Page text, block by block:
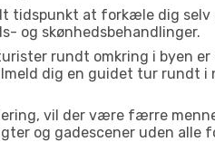
tidspunkt at forkæle dig selv
og skønhedsbehandlinger.
rundt omkring i byen
dig en guidet tur rundt i
vil der være færre
og gadescener uden alle